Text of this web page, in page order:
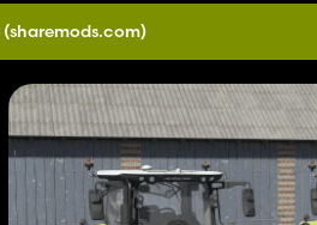
(sharemods.com)